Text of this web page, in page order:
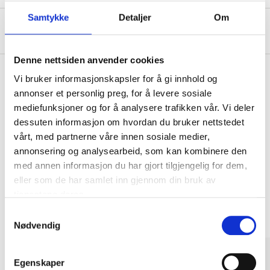
Samtykke Detaljer Om
Denne nettsiden anvender cookies
Vi bruker informasjonskapsler for å gi innhold og
annonser et personlig preg, for å levere sosiale
mediefunksjoner og for å analysere trafikken vår. Vi deler
dessuten informasjon om hvordan du bruker nettstedet
vårt, med partnerne våre innen sosiale medier,
annonsering og analysearbeid, som kan kombinere den
med annen informasjon du har gjort tilgjengelig for dem,
eller som de har samlet inn gjennom din bruk av
Nødvendig
Egenskaper
Om produsenten
Kjøp & Hent
Kjøp & Hent i ditt varehus.
LES MER
Andre kunder har også kjøpt